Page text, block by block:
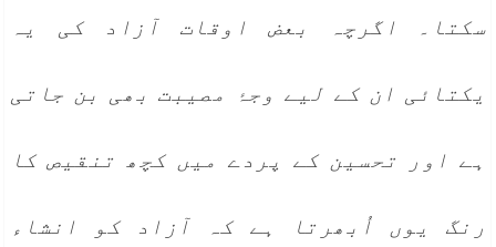
سکتا۔ اگرچہ بعض اوقات آزاد کی یہ
یکتائی ان کے لیے وجۂ مصیبت بھی بن جاتی
ہے اور تحسین کے پردے میں کچھ تنقیص کا
رنگ یوں اُبھرتا ہے کہ آزاد کو انشاء